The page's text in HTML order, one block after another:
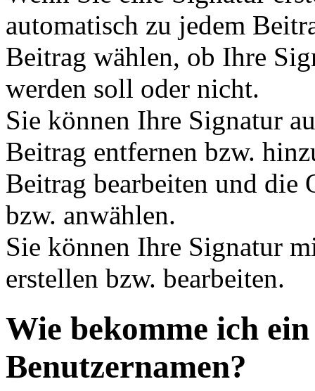
automatisch zu jedem
Beitrag wählen, ob Ihre
werden soll oder nicht.
Sie können Ihre Signatur
Beitrag entfernen bzw.
Beitrag bearbeiten und die
bzw. anwählen.
Sie können Ihre Signatur
erstellen bzw. bearbeiten.
Wie bekomme ich
Benutzernamen?